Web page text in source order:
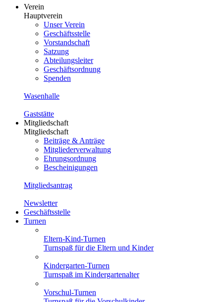
Verein
Hauptverein
Unser Verein
Geschäftsstelle
Vorstandschaft
Satzung
Abteilungsleiter
Geschäftsordnung
Spenden
Wasenhalle
Gaststätte
Mitgliedschaft
Mitgliedschaft
Beiträge & Anträge
Mitgliederverwaltung
Ehrungsordnung
Bescheinigungen
Mitgliedsantrag
Newsletter
Geschäftsstelle
Turnen
Eltern-Kind-Turnen
Turnspaß für die Eltern und Kinder
Kindergarten-Turnen
Turnspaß im Kindergartenalter
Vorschul-Turnen